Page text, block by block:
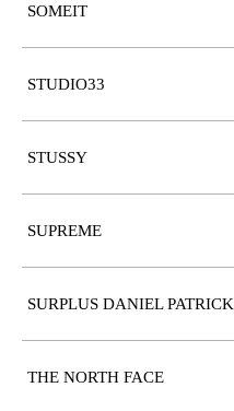
SOMEIT
STUDIO33
STUSSY
SUPREME
SURPLUS DANIEL PATRICK
THE NORTH FACE